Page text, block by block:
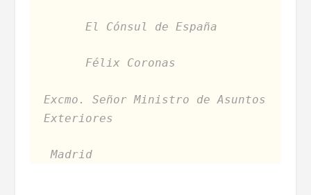
El Cónsul de España
Félix Coronas
Excmo. Señor Ministro de Asuntos
Exteriores
Madrid